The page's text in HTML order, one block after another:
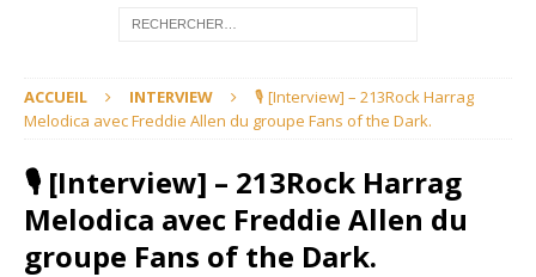
ACCUEIL INTERVIEW
🎙 [Interview] – 213Rock Harrag
Melodica avec Freddie Allen du groupe Fans of the Dark.
🎙 [Interview] – 213Rock Harrag
Melodica avec Freddie Allen du
groupe Fans of the Dark.